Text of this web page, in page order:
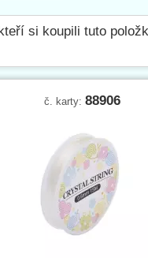
si koupili tuto
č. karty: 88906